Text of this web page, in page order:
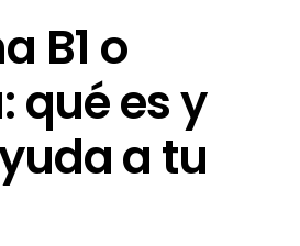
B1 o
qué es y
a tu